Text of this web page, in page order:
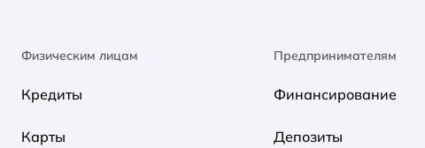
Физическим лицам
Кредиты
Карты
Предпринимателям
Финансирование
Депозиты